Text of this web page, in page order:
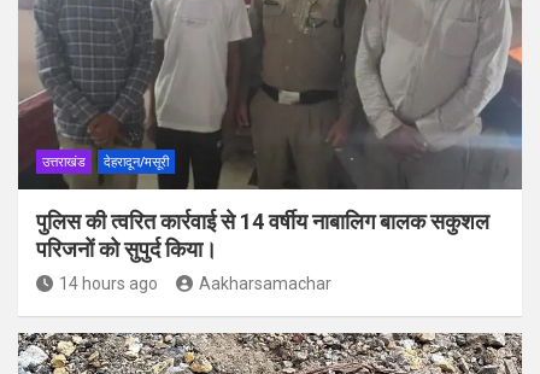
उत्तराखंड देहरादून/मसूरी
पुलिस की त्वरित कार्रवाई से 14 वर्षीय नाबालिग बालक सकुशल
परिजनों को सुपुर्द किया।
14 hours ago Aakharsamachar